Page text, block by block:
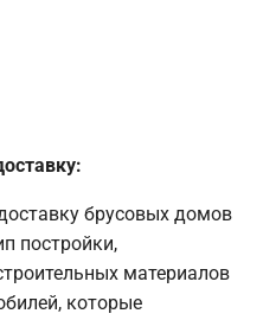
брусовых домов
постройки,
материалов
которые